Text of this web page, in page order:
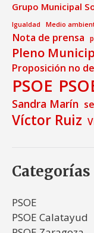
Grupo Municipal
Igualdad Medio
Nota de prensa
Pleno
Proposición no
PSOE
Sandra Marín
Víctor Ruiz
Categorías
PSOE
PSOE Calatayud